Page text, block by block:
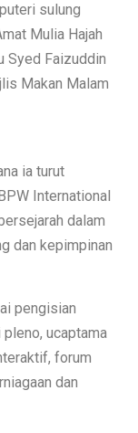
sulung
Mulia Hajah
Syed Faizuddin
Makan Malam
ia turut
International
dalam
dan kepimpinan
pengisian
ucaptama
forum
dan